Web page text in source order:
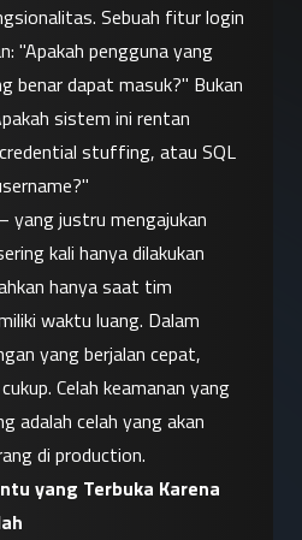
Sebuah fitur login
"Apakah pengguna yang
benar dapat masuk?" Bukan
sistem ini rentan
stuffing, atau SQL
justru mengajukan
kali hanya dilakukan
hanya saat tim
waktu luang. Dalam
yang berjalan cepat,
Celah keamanan yang
adalah celah yang akan
di production.
yang Terbuka Karena